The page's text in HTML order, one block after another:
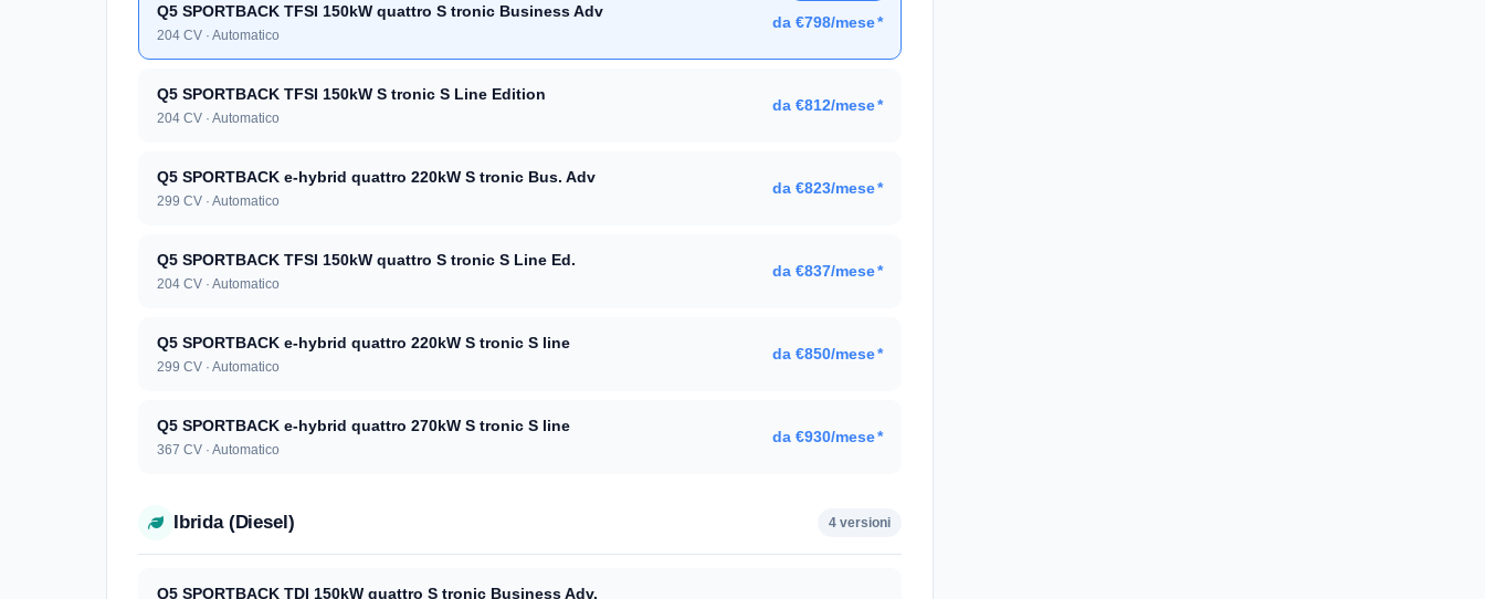
Q5 SPORTBACK TFSI 150kW quattro S tronic Business Adv
204 CV · Automatico
da €798/mese*
Q5 SPORTBACK TFSI 150kW S tronic S Line Edition
204 CV · Automatico
da €812/mese*
Q5 SPORTBACK e-hybrid quattro 220kW S tronic Bus. Adv
299 CV · Automatico
da €823/mese*
Q5 SPORTBACK TFSI 150kW quattro S tronic S Line Ed.
204 CV · Automatico
da €837/mese*
Q5 SPORTBACK e-hybrid quattro 220kW S tronic S line
299 CV · Automatico
da €850/mese*
Q5 SPORTBACK e-hybrid quattro 270kW S tronic S line
367 CV · Automatico
da €930/mese*
Ibrida (Diesel) 4 versioni
Q5 SPORTBACK TDI 150kW quattro S tronic Business Adv.